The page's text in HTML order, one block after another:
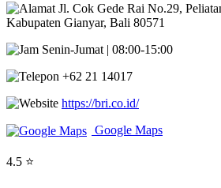
Jl. Cok Gede Rai No.29,
Kabupaten Gianyar, Bali 80571
Senin-Jumat | 08:00-15:00
+62 21 14017
https://bri.co.id/
Google Maps
4.5 ⭐